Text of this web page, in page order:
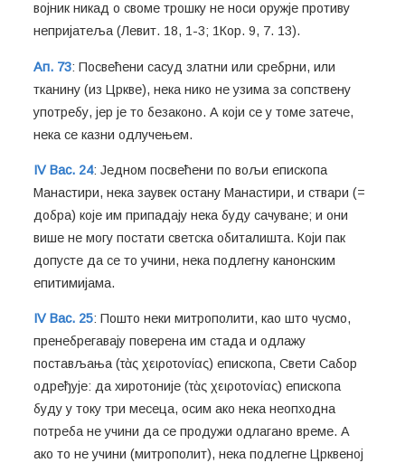
војник никад о своме трошку не носи оружје противу
непријатеља (Левит. 18, 1-3; 1Кор. 9, 7. 13).
Ап. 73: Посвећени сасуд златни или сребрни, или
тканину (из Цркве), нека нико не узима за сопствену
употребу, јер је то безаконо. А који се у томе затече,
нека се казни одлучењем.
IV Вас. 24: Једном посвећени по вољи епископа
Манастири, нека заувек остану Манастири, и ствари (=
добра) које им припадају нека буду сачуване; и они
више не могу постати светска обиталишта. Који пак
допусте да се то учини, нека подлегну канонским
епитимијама.
IV Вас. 25: Пошто неки митрополити, као што чусмо,
пренебрегавају поверена им стада и одлажу
постављања (τὰς χειροτονίας) епископа, Свети Сабор
одређује: да хиротоније (τὰς χειροτονίας) епископа
буду у току три месеца, осим ако нека неопходна
потреба не учини да се продужи одлагано време. А
ако то не учини (митрополит), нека подлегне Црквеној